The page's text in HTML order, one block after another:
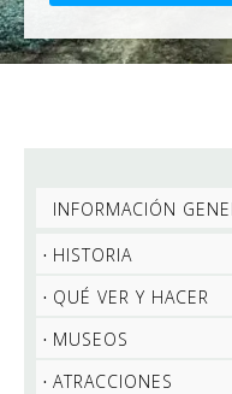
INFORMACIÓN
HISTORIA
QUÉ VER Y HACER
MUSEOS
ATRACCIONES